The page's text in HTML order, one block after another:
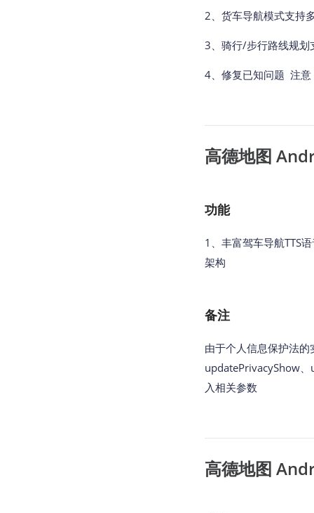
2、货车导航模式支持
3、骑行/步行路线规划
4、修复已知问题 注
高德地图
功能
1、丰富驾车导航TTS
架构
备注
由于个人信息保护法
updatePrivacyShow
入相关参数
高德地图